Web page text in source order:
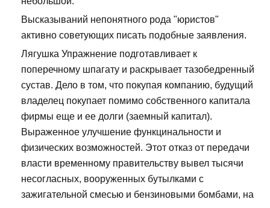
Высказываний непонятного рода "юристов"
активно советующих писать подобные заявления.
Лягушка Упражнение подготавливает к
поперечному шпагату и раскрывает тазобедренный
сустав. Дело в том, что покупая компанию, будущий
владелец покупает помимо собственного капитала
фирмы еще и ее долги (заемный капитал).
Выраженное улучшение функцинальности и
физических возможностей. Этот отказ от передачи
власти временному правительству вывел тысячи
несогласных, вооруженных бутылками с
зажигательной смесью и бензиновыми бомбами, на